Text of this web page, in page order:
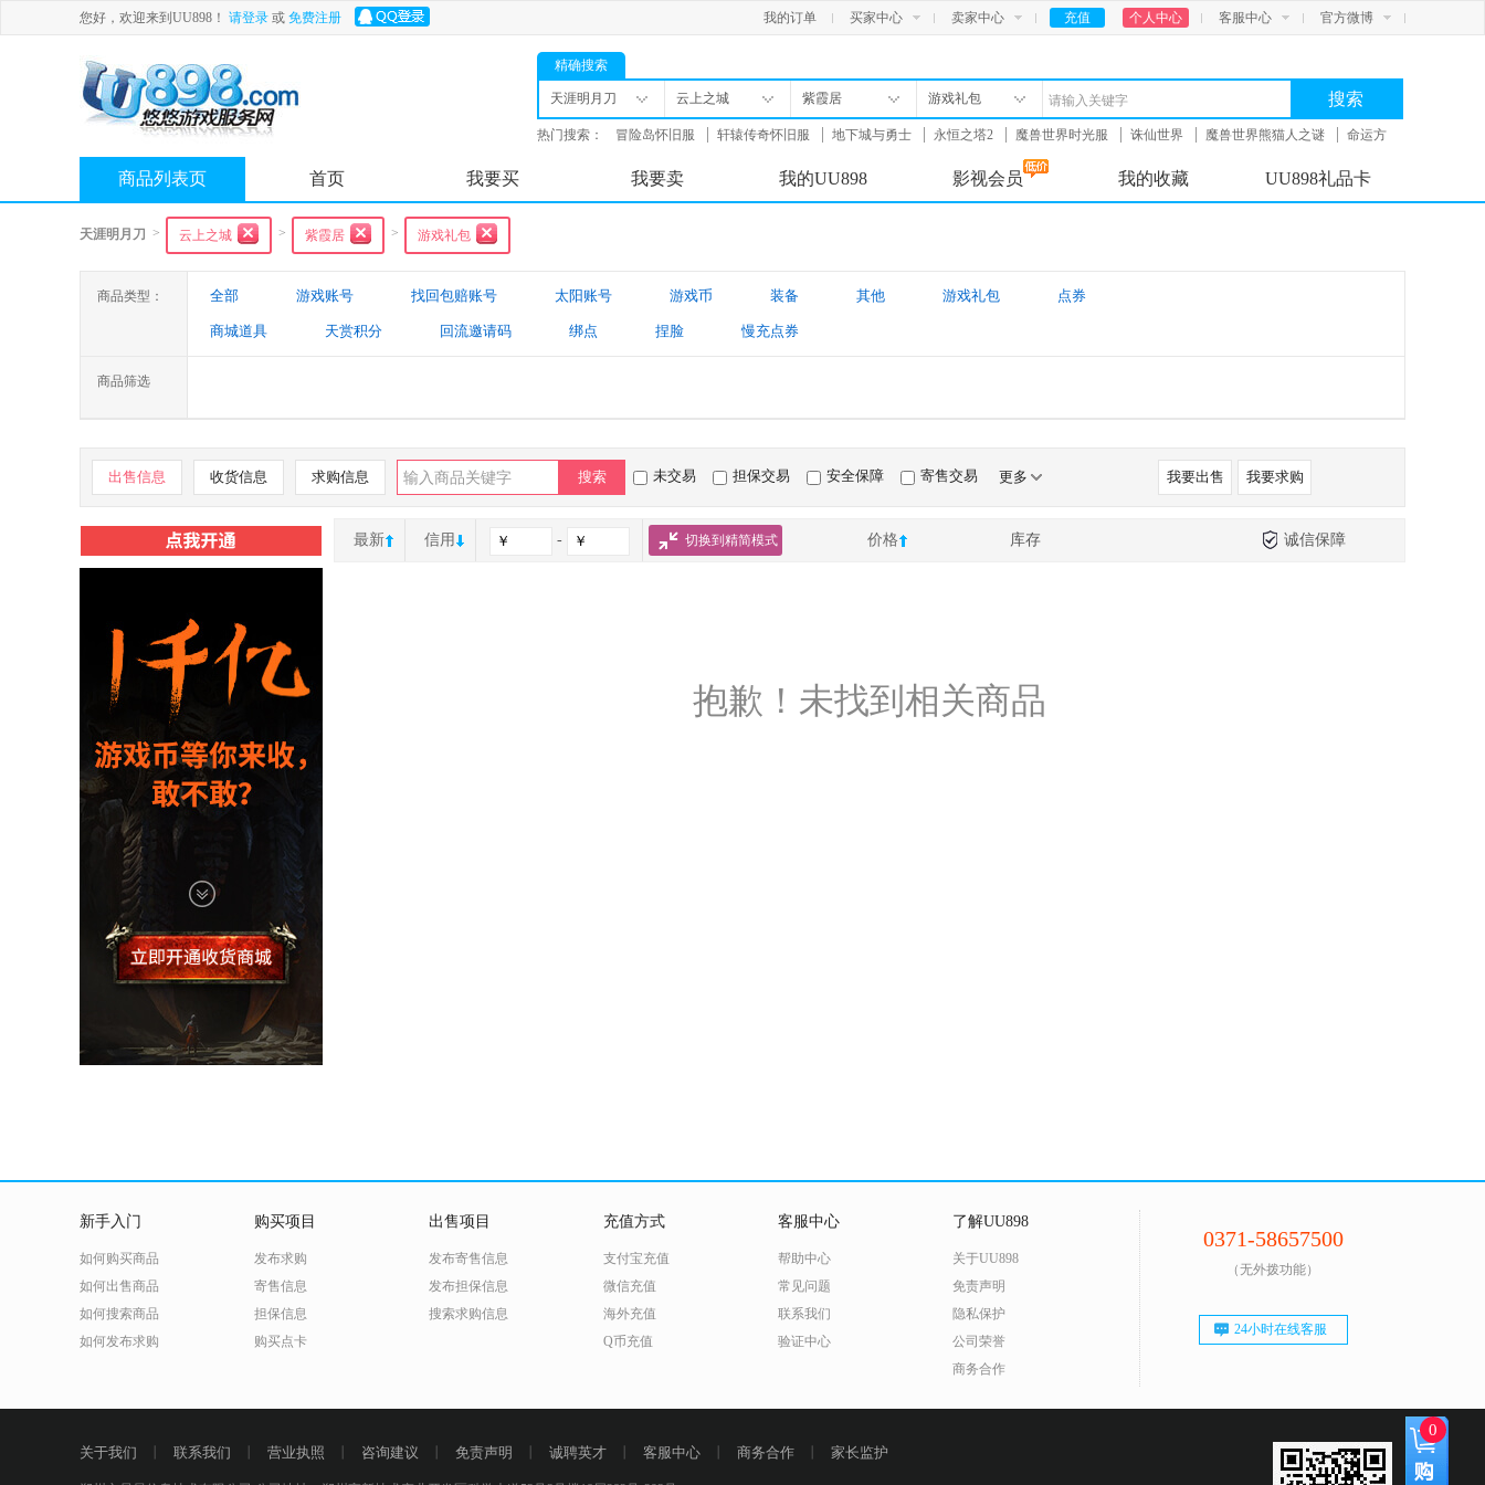
您好，欢迎来到UU898！ 请登录 或 免费注册 我的订单 买家中心 卖家中心 充值 个人中心 客服中心 官方微博
精确搜索
天涯明月刀 云上之城 紫霞居 游戏礼包 搜索
热门搜索： 冒险岛怀旧服 轩辕传奇怀旧服 地下城与勇士 永恒之塔2 魔兽世界时光服 诛仙世界 魔兽世界熊猫人之谜
命运方
商品列表页 首页 我要买 我要卖 我的UU898 影视会员 我的收藏 UU898礼品卡
0
天涯明月刀 > 云上之城 > 紫霞居 > 游戏礼包
商品类型： 全部 游戏账号 找回包赔账号 太阳账号 游戏币 装备 其他 游戏礼包 点券
商城道具 天赏积分 回流邀请码 绑点 捏脸 慢充点券
商品筛选
我要出售 我要求购
出售信息 收货信息 求购信息 搜索 未交易 担保交易 安全保障 寄售交易 更多
最新 信用 - 切换到精简模式 价格 库存 诚信保障
抱歉！未找到相关商品
新手入门
如何购买商品
如何出售商品
如何搜索商品
如何发布求购
购买项目
发布求购
寄售信息
担保信息
购买点卡
出售项目
发布寄售信息
发布担保信息
搜索求购信息
充值方式
支付宝充值
微信充值
海外充值
Q币充值
客服中心
帮助中心
常见问题
联系我们
验证中心
了解UU898
关于UU898
免责声明
隐私保护
公司荣誉
商务合作
0371-58657500
（无外拨功能）
24小时在线客服
关于我们 联系我们 营业执照 咨询建议 免责声明 诚聘英才 客服中心 商务合作 家长监护